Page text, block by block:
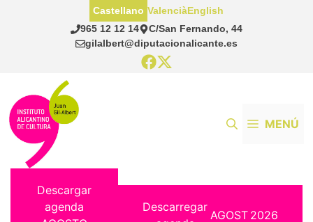
965 12 12 14
C/San Fernando, 44
gilalbert@diputacionalicante.es
Castellano ValenciàEnglish
MENÚ
Descargar
agenda
Descarregar
AGOST 2026